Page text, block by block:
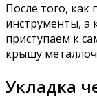
После того,
инструменты, а
приступаем к
крышу
Укладка